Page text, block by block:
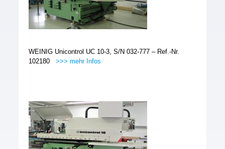
WEINIG Unicontrol UC 10-3, S/N 032-777 – Ref.-Nr.
102180 >>> mehr Infos